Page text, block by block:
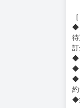
◆
◆
◆
◆
◆
◆